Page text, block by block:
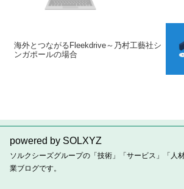
海外とつながるFleekdrive～乃村工藝社シ
ンガポールの場合
powered by SOLXYZ
ソルクシーズグループの「技術」「サービス」「人
業ブログです。